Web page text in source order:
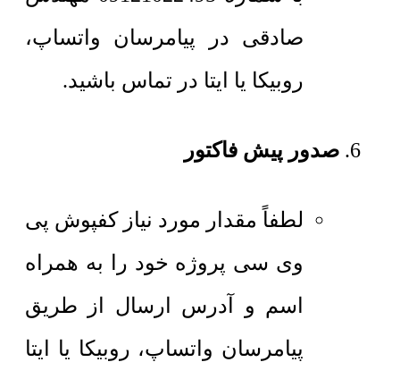
صادقی در پیامرسان واتساپ،
روبیکا یا ایتا در تماس باشید.
صدور پیش فاکتور
لطفاً مقدار مورد نیاز کفپوش پی
وی سی پروژه خود را به همراه
اسم و آدرس ارسال از طریق
پیامرسان واتساپ، روبیکا یا ایتا